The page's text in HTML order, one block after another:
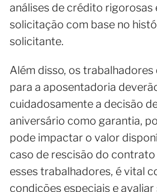
análises de crédito rigorosas
solicitação com base no
solicitante.
Além disso, os
para a aposentadoria
cuidadosamente a decisão
aniversário como garantia,
pode impactar o valor
caso de rescisão do
esses trabalhadores, é vital
condições especiais e